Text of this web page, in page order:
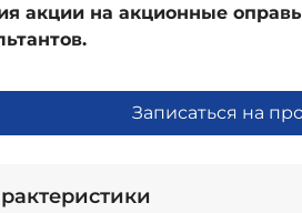
акции на акционные
Записаться на